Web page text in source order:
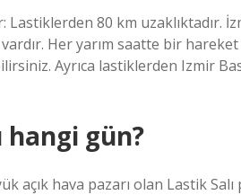
Lastiklerden 80 km uzaklıktadır.
Her yarım saatte bir
Ayrıca lastiklerden Izmir
hangi gün?
açık hava pazarı olan Lastik Salı